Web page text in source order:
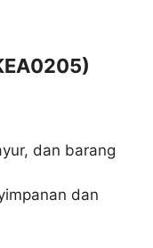
dan barang
dan